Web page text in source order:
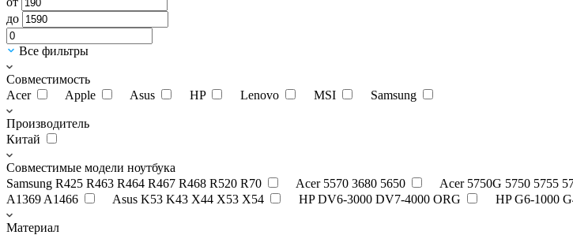
до
Все фильтры
Совместимость
Acer
Apple Asus HP Lenovo MSI Samsung
Производитель
Китай
Совместимые модели ноутбука
Samsung R425 R463 R464 R467 R468 R520 R70
Acer 5570 3680 5650 Acer 5750G 5750 5755
A1369 A1466
Asus K53 K43 X44 X53 X54 HP DV6-3000 DV7-4000 ORG HP G6-1000
Материал